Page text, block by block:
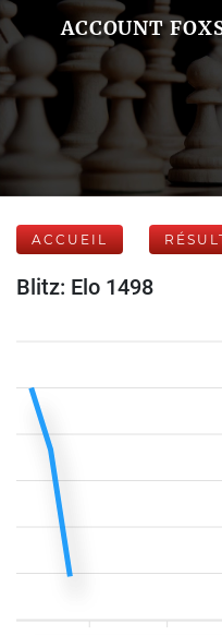
ACCOUNT
ACCUEIL
Blitz: Elo 1498